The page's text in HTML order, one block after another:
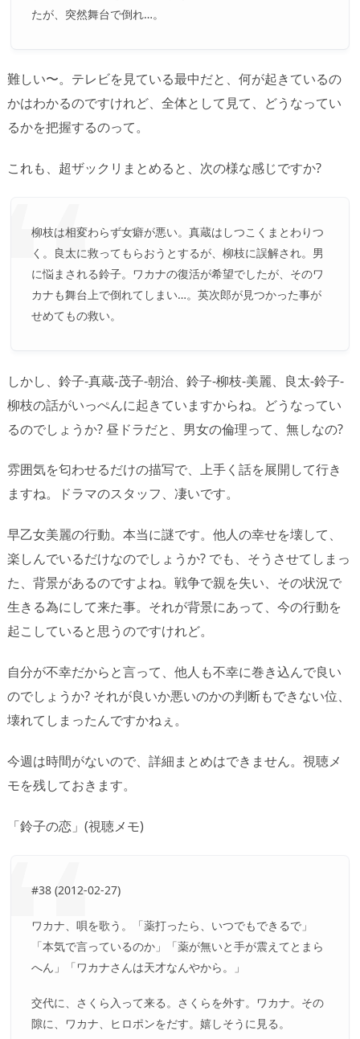
たが、突然舞台で倒れ…。
難しい〜。テレビを見ている最中だと、何が起きているの
かはわかるのですけれど、全体として見て、どうなってい
るかを把握するのって。
これも、超ザックリまとめると、次の様な感じですか?
柳枝は相変わらず女癖が悪い。真蔵はしつこくまとわりつ
く。良太に救ってもらおうとするが、柳枝に誤解され。男
に悩まされる鈴子。ワカナの復活が希望でしたが、そのワ
カナも舞台上で倒れてしまい…。英次郎が見つかった事が
せめてもの救い。
しかし、鈴子-真蔵-茂子-朝治、鈴子-柳枝-美麗、良太-鈴子-
柳枝の話がいっぺんに起きていますからね。どうなってい
るのでしょうか? 昼ドラだと、男女の倫理って、無しなの?
雰囲気を匂わせるだけの描写で、上手く話を展開して行き
ますね。ドラマのスタッフ、凄いです。
早乙女美麗の行動。本当に謎です。他人の幸せを壊して、
楽しんでいるだけなのでしょうか? でも、そうさせてしまっ
た、背景があるのですよね。戦争で親を失い、その状況で
生きる為にして来た事。それが背景にあって、今の行動を
起こしていると思うのですけれど。
自分が不幸だからと言って、他人も不幸に巻き込んで良い
のでしょうか? それが良いか悪いのかの判断もできない位、
壊れてしまったんですかねぇ。
今週は時間がないので、詳細まとめはできません。視聴メ
モを残しておきます。
「鈴子の恋」(視聴メモ)
#38 (2012-02-27)
ワカナ、唄を歌う。「薬打ったら、いつでもできるで」
「本気で言っているのか」「薬が無いと手が震えてとまら
へん」「ワカナさんは天才なんやから。」
交代に、さくら入って来る。さくらを外す。ワカナ。その
隙に、ワカナ、ヒロポンをだす。嬉しそうに見る。